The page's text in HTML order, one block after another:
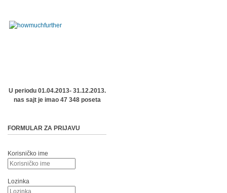
U periodu 01.04.2013- 31.12.2013.
nas sajt je imao 47 348 poseta
FORMULAR ZA PRIJAVU
Korisničko ime
Lozinka